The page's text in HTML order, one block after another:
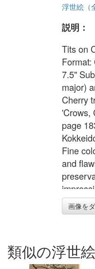
浮世絵（
説明：
Tits on
7.5"
major)
Cherry
'Crows,
page
Fine
and
画像を
類似の浮世絵